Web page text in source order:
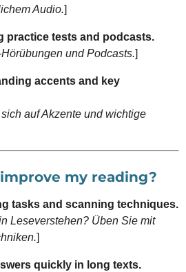
Audio.]
practice tests and podcasts.
und Podcasts.]
accents and key
auf Akzente und wichtige
my reading?
tasks and scanning techniques.
Leseverstehen? Üben Sie mit
]
quickly in long texts.